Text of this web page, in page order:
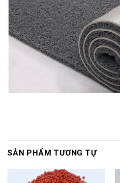
SẢN PHẨM TƯƠNG TỰ